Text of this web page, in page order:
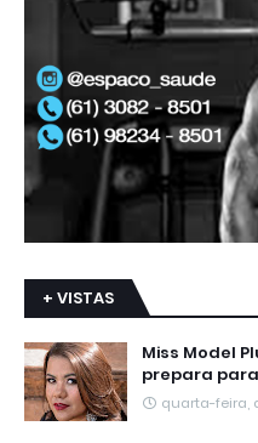
+ VISTAS
Miss Model
prepara
quarta-feira,